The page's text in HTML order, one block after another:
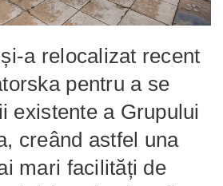
a relocalizat recent
pentru a se
existente a Grupului
creând astfel una
mari facilități de